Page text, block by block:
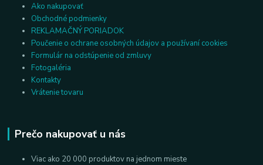
Ako nakupovať
Obchodné podmienky
REKLAMAČNÝ PORIADOK
Poučenie o ochrane osobných údajov a používaní cookies
Formulár na odstúpenie od zmluvy
Fotogaléria
Kontakty
Vrátenie tovaru
Prečo nakupovať u nás
Viac ako 20 000 produktov na jednom mieste